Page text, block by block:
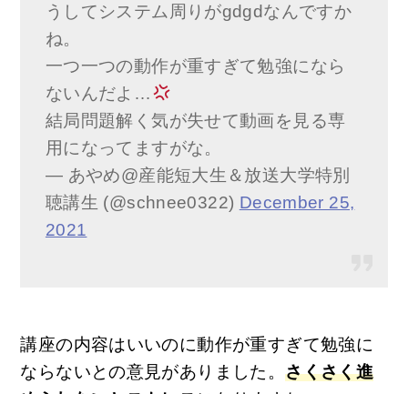
うしてシステム周りがgdgdなんですか
ね。
一つ一つの動作が重すぎて勉強になら
ないんだよ…
結局問題解く気が失せて動画を見る専
用になってますがな。
— あやめ@産能短大生＆放送大学特別
聴講生 (@schnee0322) December 25,
2021
講座の内容はいいのに動作が重すぎて勉強に
ならないとの意見がありました。さくさく進